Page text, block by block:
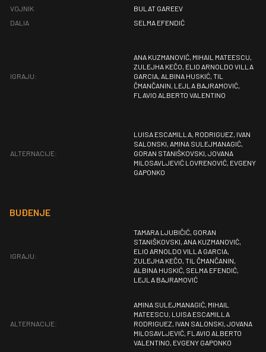
VOJNIK
BULAT GAREEV
DALIA
SELMA EFENDIĆ
IGRAJU:
ANA KUZMANOVIĆ, MIHAIL MATEESCU,
ZULEJHA KEČO, ELIO ARNOLDO VILLA
GARCIA, ALBINA HUSKIĆ, TIL
ČMANČANIN, LEJLA BAJRAMOVIĆ,
FLAVIO ALBERTO VALENTINO
ALTERNACIJE:
LUISA ESCAMILLA, RODRIGUEZ, IVAN
SALONSKI, AMINA SULEJMANAGIĆ,
GORAN STANIŠKOVSKI, JOVANA
MILOSAVLJEVIĆ LOVRENOVIĆ, EVGENY
GAPONKO
BUĐENJE
IGRAJU:
TAMARA LJUBIČIĆ, GORAN
STANIŠKOVSKI, ANA KUZMANOVIĆ,
ELIO ARNOLDO VILLA GARCIA,
ZULEJHA KEČO, TIL ČMANČANIN,
ALBINA HUSKIĆ, SELMA EFENDIĆ,
LEJLA BAJRAMOVIĆ
ALTERNACIJE:
AMINA SULEJMANAGIĆ, MIHAIL
MATEESCU, LUISA ESCAMILLA
RODRIGUEZ, IVAN SALONSKI, JOVANA
MILOSAVLJEVIĆ, FLAVIO ALBERTO
VALENTINO, EVGENY GAPONKO